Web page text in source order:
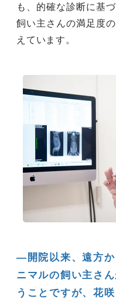
も、的確な診断に基
飼い主さんの満足度
えています。
―開院以来、遠方か
ニマルの飼い主さ
うことですが、花